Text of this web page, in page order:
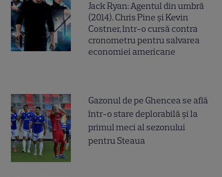
Jack Ryan: Agentul din umbră
(2014). Chris Pine și Kevin
Costner, într-o cursă contra
cronometru pentru salvarea
economiei americane
Gazonul de pe Ghencea se află
într-o stare deplorabilă și la
primul meci al sezonului
pentru Steaua